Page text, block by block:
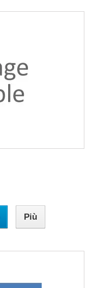
Più